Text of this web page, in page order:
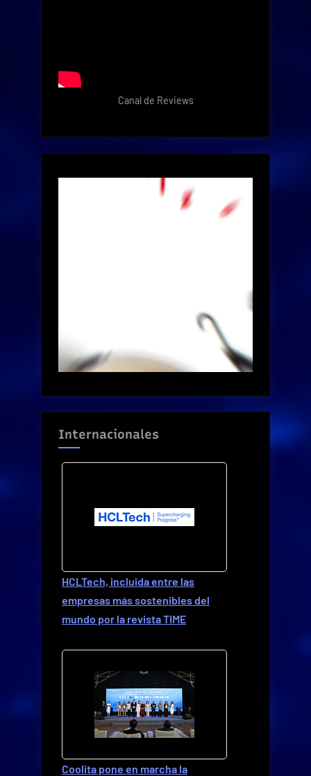
Canal de Reviews
Internacionales
HCLTech, incluida entre las
empresas más sostenibles del
mundo por la revista TIME
Coolita pone en marcha la